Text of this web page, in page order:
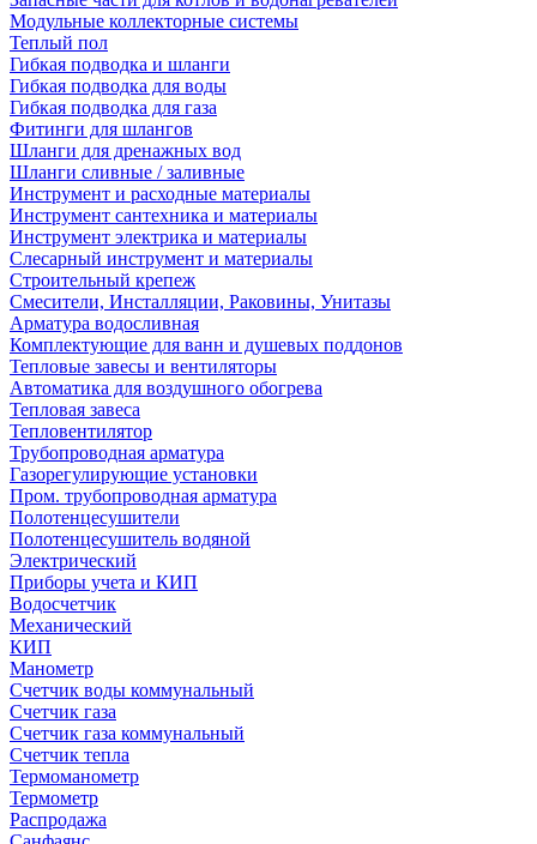
Модульные коллекторные системы
Теплый пол
Гибкая подводка и шланги
Гибкая подводка для воды
Гибкая подводка для газа
Фитинги для шлангов
Шланги для дренажных вод
Шланги сливные / заливные
Инструмент и расходные материалы
Инструмент сантехника и материалы
Инструмент электрика и материалы
Слесарный инструмент и материалы
Строительный крепеж
Смесители, Инсталляции, Раковины, Унитазы
Арматура водосливная
Комплектующие для ванн и душевых поддонов
Тепловые завесы и вентиляторы
Автоматика для воздушного обогрева
Тепловая завеса
Тепловентилятор
Трубопроводная арматура
Газорегулирующие установки
Пром. трубопроводная арматура
Полотенцесушители
Полотенцесушитель водяной
Электрический
Приборы учета и КИП
Водосчетчик
Механический
КИП
Манометр
Счетчик воды коммунальный
Счетчик газа
Счетчик газа коммунальный
Счетчик тепла
Термоманометр
Термометр
Распродажа